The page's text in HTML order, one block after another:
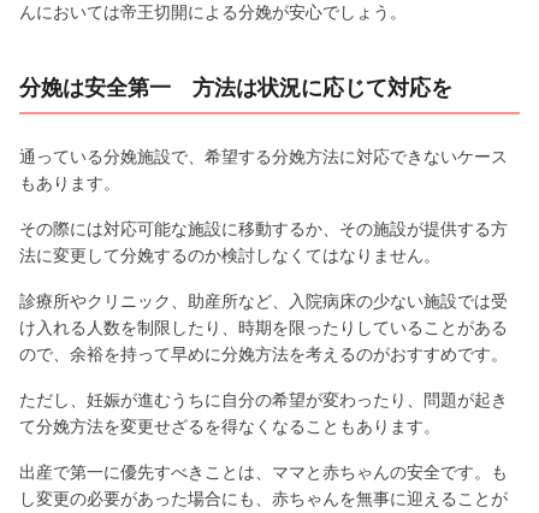
んにおいては帝王切開による分娩が安心でしょう。
分娩は安全第一 方法は状況に応じて対応を
通っている分娩施設で、希望する分娩方法に対応できないケース
もあります。
その際には対応可能な施設に移動するか、その施設が提供する方
法に変更して分娩するのか検討しなくてはなりません。
診療所やクリニック、助産所など、入院病床の少ない施設では受
け入れる人数を制限したり、時期を限ったりしていることがある
ので、余裕を持って早めに分娩方法を考えるのがおすすめです。
ただし、妊娠が進むうちに自分の希望が変わったり、問題が起き
て分娩方法を変更せざるを得なくなることもあります。
出産で第一に優先すべきことは、ママと赤ちゃんの安全です。も
し変更の必要があった場合にも、赤ちゃんを無事に迎えることが